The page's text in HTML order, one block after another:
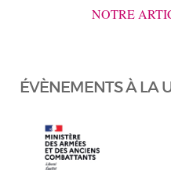
NOTRE
ÉVÈNEMENTS À LA